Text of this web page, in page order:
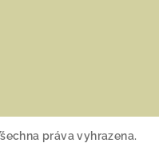
práva vyhrazena.